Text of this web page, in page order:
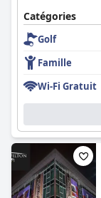
Catégories
Golf
Famille
Wi-Fi Gratuit